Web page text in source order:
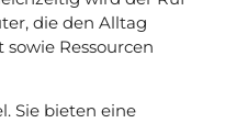
die den Alltag
Ressourcen
Sie bieten eine